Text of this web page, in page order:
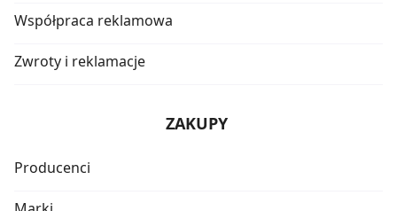
Współpraca reklamowa
Zwroty i reklamacje
ZAKUPY
Producenci